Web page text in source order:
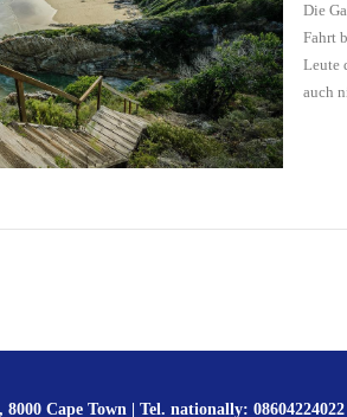
Die
Fahrt
Leute
auch
8000 Cape Town | Tel. nationally: